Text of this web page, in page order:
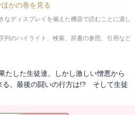
ほかの巻を見る
ディスプレイを備えた機器で読むことに適し
列のハイライト、検索、辞書の参照、引用など
たした生徒達。しかし激しい憎悪から
る。最後の闘いの行方は!? そして生徒